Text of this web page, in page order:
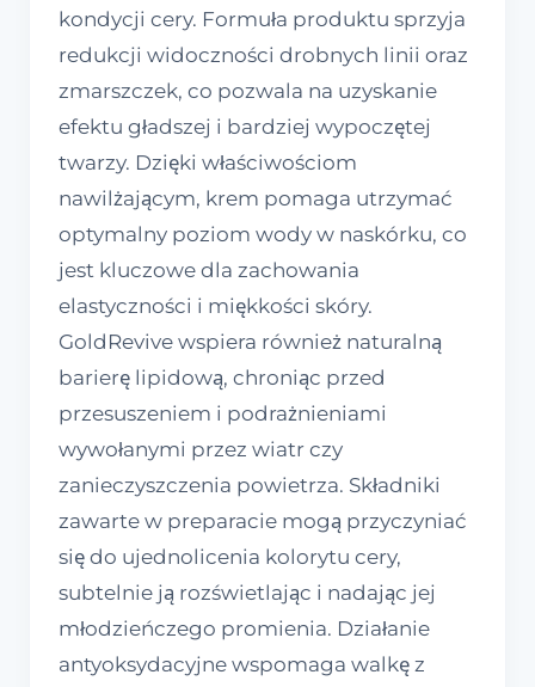
kondycji cery. Formuła produktu sprzyja
redukcji widoczności drobnych linii oraz
zmarszczek, co pozwala na uzyskanie
efektu gładszej i bardziej wypoczętej
twarzy. Dzięki właściwościom
nawilżającym, krem pomaga utrzymać
optymalny poziom wody w naskórku, co
jest kluczowe dla zachowania
elastyczności i miękkości skóry.
GoldRevive wspiera również naturalną
barierę lipidową, chroniąc przed
przesuszeniem i podrażnieniami
wywołanymi przez wiatr czy
zanieczyszczenia powietrza. Składniki
zawarte w preparacie mogą przyczyniać
się do ujednolicenia kolorytu cery,
subtelnie ją rozświetlając i nadając jej
młodzieńczego promienia. Działanie
antyoksydacyjne wspomaga walkę z